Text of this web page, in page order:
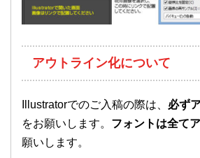
アウトライン化について
Illustratorでのご入稿の際は、 必ず
をお願いします。 フォントは全て
願いします。